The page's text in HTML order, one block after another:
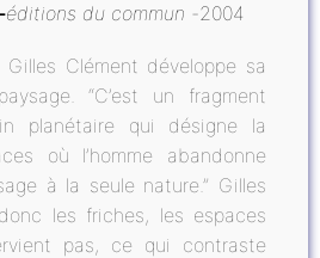
éditions du commun 2004
Clément développe sa
“C’est un fragment
planétaire qui désigne la
où l’homme abandonne
à la seule nature.” Gilles
les friches, les espaces
pas, ce qui contraste